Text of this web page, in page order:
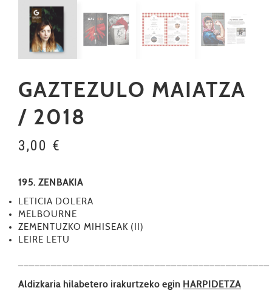
GAZTEZULO MAIATZA
/ 2018
3,00 €
195. ZENBAKIA
LETICIA DOLERA
MELBOURNE
ZEMENTUZKO MIHISEAK (II)
LEIRE LETU
––––––––––––––––––––––––––––––––––––––––––––––
Aldizkaria hilabetero irakurtzeko egin HARPIDETZA